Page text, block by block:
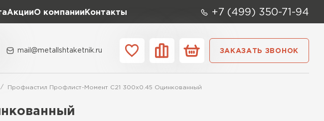
АкцииО компании Контакты +7 (499) 350-71-94
mail@metallshtaketnik.ru ЗАКАЗАТЬ ЗВОНОК
Профнастил Профлист-Момент C21 300х0.45 Оцинкованный